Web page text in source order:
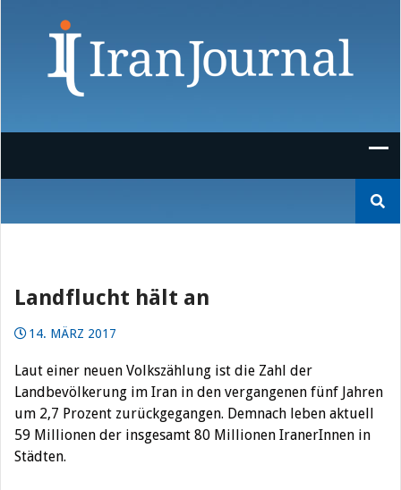
nach:
Landflucht hält an
14. MÄRZ 2017
Laut einer neuen Volkszählung ist die Zahl der
Landbevölkerung im Iran in den vergangenen fünf Jahren
um 2,7 Prozent zurückgegangen. Demnach leben aktuell
59 Millionen der insgesamt 80 Millionen IranerInnen in
Städten.